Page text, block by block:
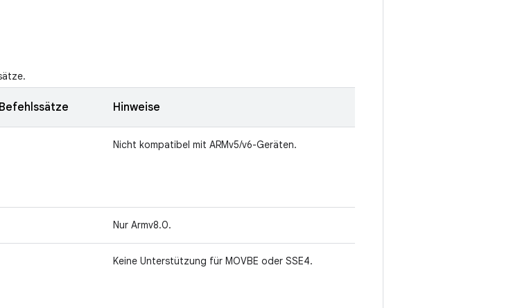
Hinweise
Nicht kompatibel mit ARMv5/v6-Geräten.
Nur Armv8.0.
Keine Unterstützung für MOVBE oder SSE4.